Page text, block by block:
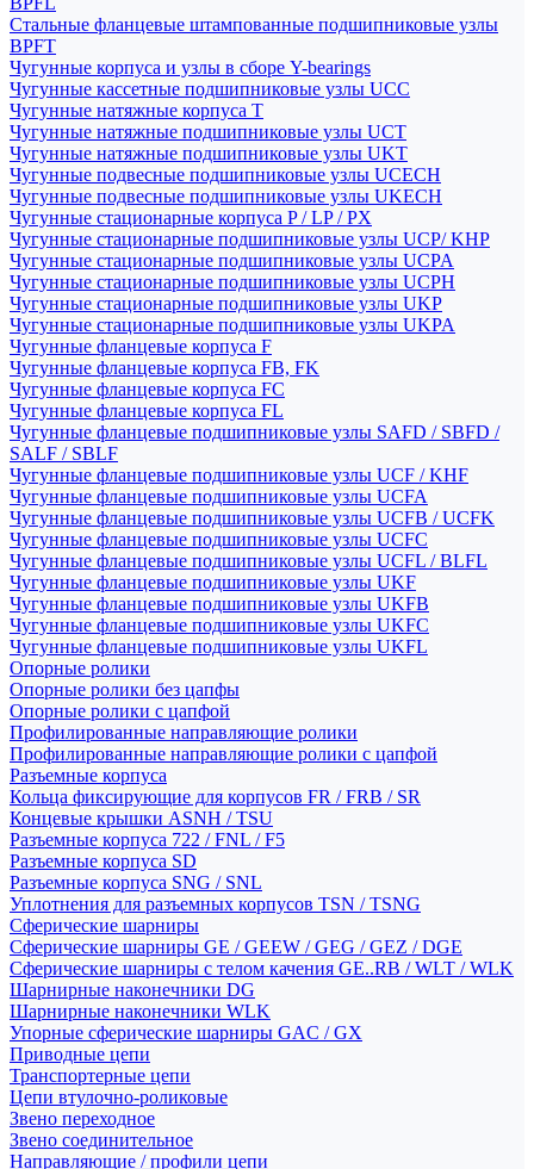
Стальные фланцевые штампованные подшипниковые узлы
BPFT
Чугунные корпуса и узлы в сборе Y-bearings
Чугунные кассетные подшипниковые узлы UCC
Чугунные натяжные корпуса T
Чугунные натяжные подшипниковые узлы UCT
Чугунные натяжные подшипниковые узлы UKT
Чугунные подвесные подшипниковые узлы UCECH
Чугунные подвесные подшипниковые узлы UKECH
Чугунные стационарные корпуса P / LP / PX
Чугунные стационарные подшипниковые узлы UCP/ KHP
Чугунные стационарные подшипниковые узлы UCPA
Чугунные стационарные подшипниковые узлы UCPH
Чугунные стационарные подшипниковые узлы UKP
Чугунные стационарные подшипниковые узлы UKPA
Чугунные фланцевые корпуса F
Чугунные фланцевые корпуса FB, FK
Чугунные фланцевые корпуса FC
Чугунные фланцевые корпуса FL
Чугунные фланцевые подшипниковые узлы SAFD / SBFD /
SALF / SBLF
Чугунные фланцевые подшипниковые узлы UCF / KHF
Чугунные фланцевые подшипниковые узлы UCFA
Чугунные фланцевые подшипниковые узлы UCFB / UCFK
Чугунные фланцевые подшипниковые узлы UCFC
Чугунные фланцевые подшипниковые узлы UCFL / BLFL
Чугунные фланцевые подшипниковые узлы UKF
Чугунные фланцевые подшипниковые узлы UKFB
Чугунные фланцевые подшипниковые узлы UKFC
Чугунные фланцевые подшипниковые узлы UKFL
Опорные ролики
Опорные ролики без цапфы
Опорные ролики с цапфой
Профилированные направляющие ролики
Профилированные направляющие ролики с цапфой
Разъемные корпуса
Кольца фиксирующие для корпусов FR / FRB / SR
Концевые крышки ASNH / TSU
Разъемные корпуса 722 / FNL / F5
Разъемные корпуса SD
Разъемные корпуса SNG / SNL
Уплотнения для разъемных корпусов TSN / TSNG
Сферические шарниры
Сферические шарниры GE / GEEW / GEG / GEZ / DGE
Сферические шарниры с телом качения GE..RB / WLT / WLK
Шарнирные наконечники DG
Шарнирные наконечники WLK
Упорные сферические шарниры GAC / GX
Приводные цепи
Транспортерные цепи
Цепи втулочно-роликовые
Звено переходное
Звено соединительное
Направляющие / профили цепи